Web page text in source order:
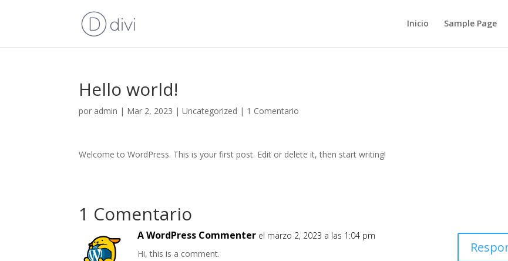
Inicio Sample Page
Hello world!
por admin | Mar 2, 2023 |Uncategorized | 1 Comentario
Welcome to WordPress. This is your first post. Edit or delete it, then start writing!
1 Comentario
A WordPress Commenter el marzo 2, 2023 a las 1:04 pm
Hi, this is a comment.